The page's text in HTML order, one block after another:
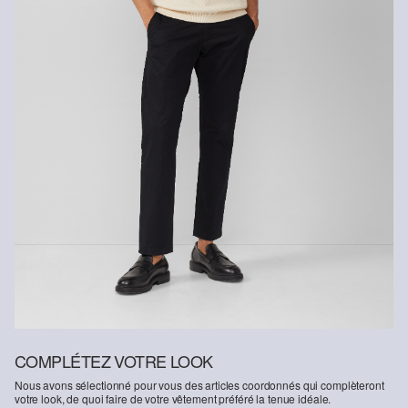
COMPLÉTEZ VOTRE LOOK
Nous avons sélectionné pour vous des articles coordonnés qui complèteront
votre look, de quoi faire de votre vêtement préféré la tenue idéale.